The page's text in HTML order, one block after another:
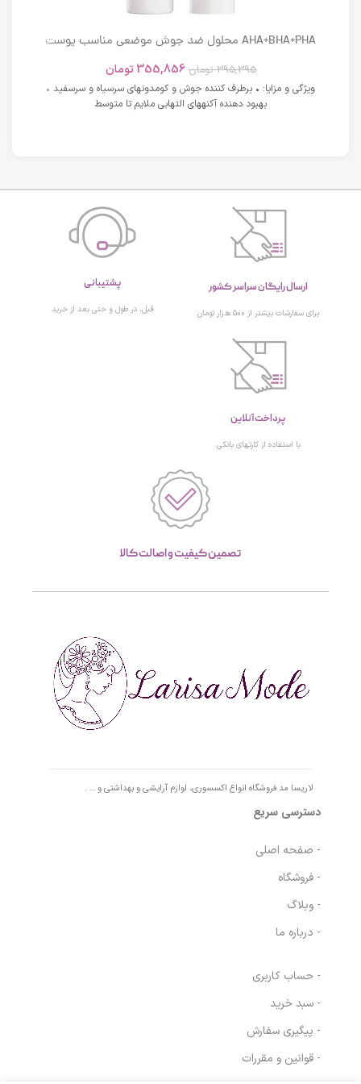
AHA+BHA+PHA محلول ضد جوش موضعی مناسب پوست
395,395 تومان 355,856 تومان
ویژگی و مزایا: • برطرف کننده جوش و کومدونهای سرسیاه و سرسفید •
بهبود دهنده آکنههای التهابی ملایم تا متوسط
ارسال رایگان سراسر کشور
برای سفارشات بیشتر از 500 هزار تومان
پشتیبانی
قبل، در طول و حتی بعد از خرید
پرداخت آنلاین
با استفاده از کارتهای بانکی
تصمین کیفیت و اصالت کالا
لاریسا مد فروشگاه انواع اکسسوری، لوازم آرایشی و بهداشتی و … .
دسترسی سریع
- صفحه اصلی
- فروشگاه
- وبلاگ
- درباره ما
- حساب کاربری
- سبد خرید
- پیگیری سفارش
- قوانین و مقررات